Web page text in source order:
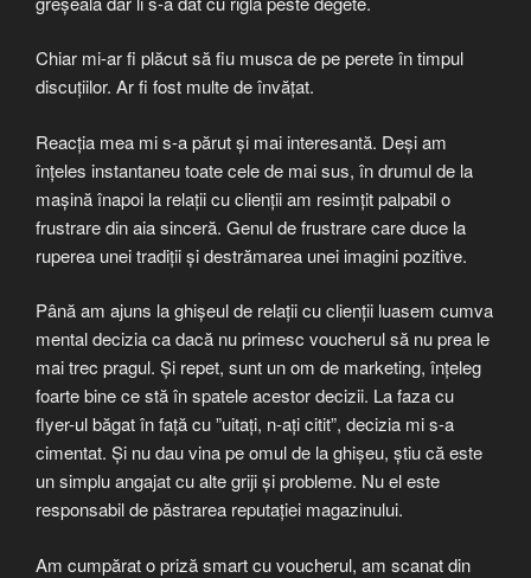
Chiar mi-ar fi plăcut să fiu musca de pe perete în timpul
discuțiilor. Ar fi fost multe de învățat.
Reacția mea mi s-a părut și mai interesantă. Deși am
înțeles instantaneu toate cele de mai sus, în drumul de la
mașină înapoi la relații cu clienții am resimțit palpabil o
frustrare din aia sinceră. Genul de frustrare care duce la
ruperea unei tradiții și destrămarea unei imagini pozitive.
Până am ajuns la ghișeul de relații cu clienții luasem cumva
mental decizia ca dacă nu primesc voucherul să nu prea le
mai trec pragul. Și repet, sunt un om de marketing, înțeleg
foarte bine ce stă în spatele acestor decizii. La faza cu
flyer-ul băgat în față cu ”uitați, n-ați citit”, decizia mi s-a
cimentat. Și nu dau vina pe omul de la ghișeu, știu că este
un simplu angajat cu alte griji și probleme. Nu el este
responsabil de păstrarea reputației magazinului.
Am cumpărat o priză smart cu voucherul, am scanat din